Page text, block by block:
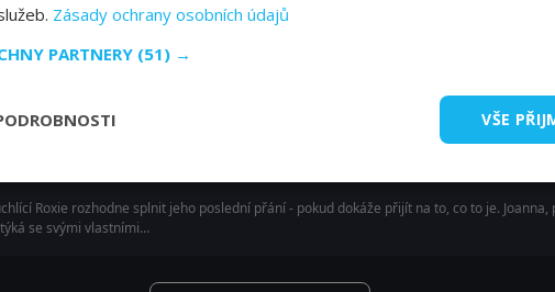
spojence v Eleanor a Bunovi při likvidaci…
svém sídle; Joanna se snaží využít svou sílu, aby si dala život zpět do pořádku; Kat neví,
Roxie rozhodne splnit jeho poslední přání - pokud dokáže přijít na to, co to je.
se svými vlastními…
Zásady ochrany osobních údajů
PARTNERY (51) →
VŠE